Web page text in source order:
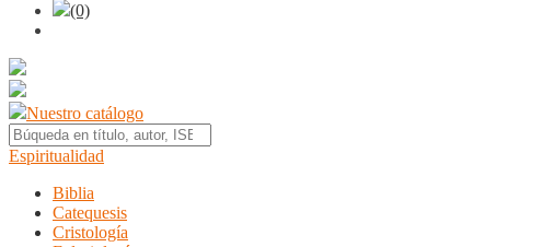
(0)
Nuestro catálogo
Espiritualidad
Biblia
Catequesis
Cristología